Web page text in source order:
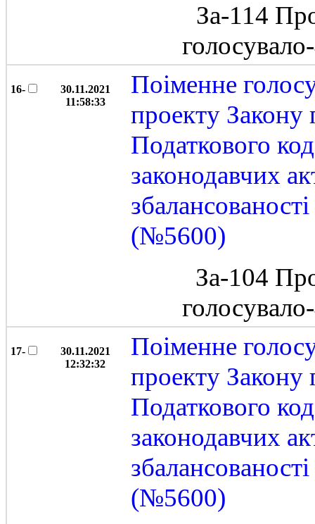
За-114
16-
30.11.2021
11:58:33
Поіменне
проекту Закону
Податкового
законодавчих
(№5600)
За-104
17-
30.11.2021
12:32:32
Поіменне
проекту Закону
Податкового
законодавчих
(№5600)